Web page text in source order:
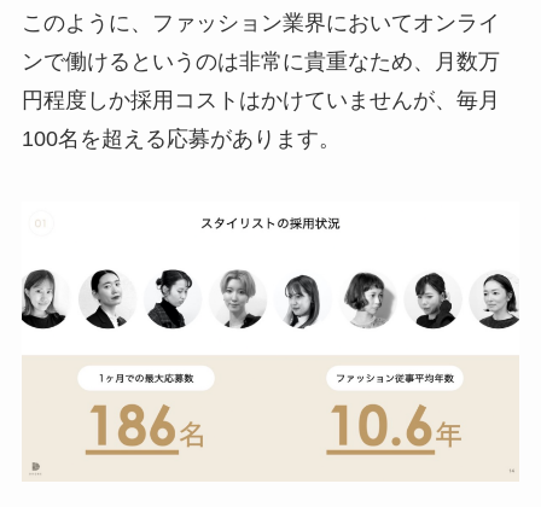
このように、ファッション業界においてオンライ
ンで働けるというのは非常に貴重なため、月数万
円程度しか採用コストはかけていませんが、毎月
100名を超える応募があります。